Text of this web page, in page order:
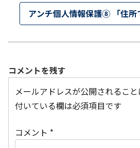
アンチ個人情報保護⑧ 「住所
コメントを残す
メールアドレスが公開されること
付いている欄は必須項目です
コメント *